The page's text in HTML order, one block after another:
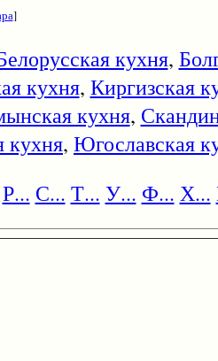
]
кухня,
кухня, Киргизская
кухня,
кухня, Югославская
Р... С... Т... У... Ф... Х...